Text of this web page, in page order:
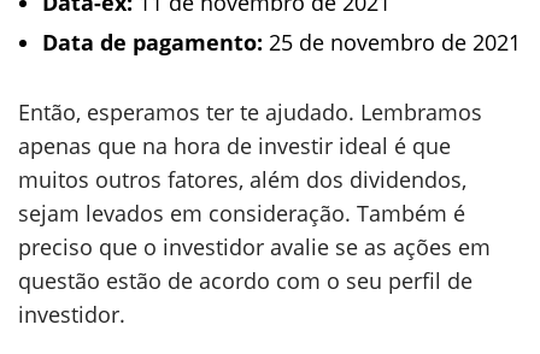
Data de pagamento: 25 de novembro de 2021
Então, esperamos ter te ajudado. Lembramos
apenas que na hora de investir ideal é que
muitos outros fatores, além dos dividendos,
sejam levados em consideração. Também é
preciso que o investidor avalie se as ações em
questão estão de acordo com o seu perfil de
investidor.